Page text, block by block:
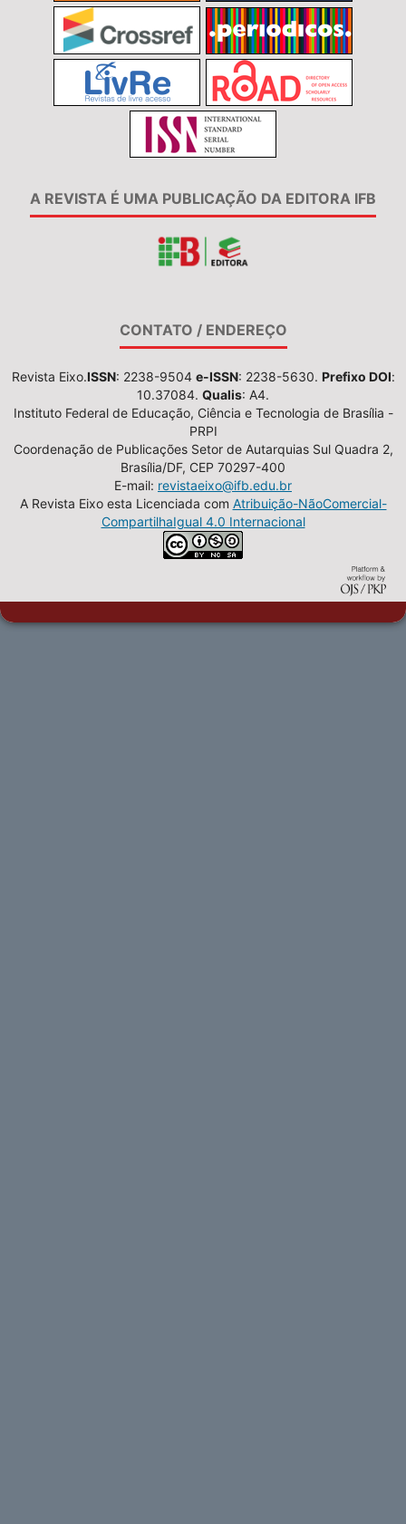
A REVISTA É UMA PUBLICAÇÃO DA EDITORA IFB
CONTATO / ENDEREÇO
Revista Eixo.ISSN: 2238-9504 e-ISSN: 2238-5630. Prefixo DOI:
10.37084. Qualis: A4.
Instituto Federal de Educação, Ciência e Tecnologia de Brasília -
PRPI
Coordenação de Publicações Setor de Autarquias Sul Quadra 2,
Brasília/DF, CEP 70297-400
E-mail: revistaeixo@ifb.edu.br
A Revista Eixo esta Licenciada com Atribuição-NãoComercial-
CompartilhaIgual 4.0 Internacional